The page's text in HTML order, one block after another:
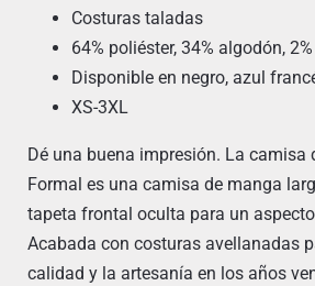
Costuras taladas
64% poliéster, 34% algodón,
Disponible en negro, azul
XS-3XL
Dé una buena impresión. La camisa
Formal es una camisa de manga
tapeta frontal oculta para un
Acabada con costuras avellanadas
calidad y la artesanía en los años